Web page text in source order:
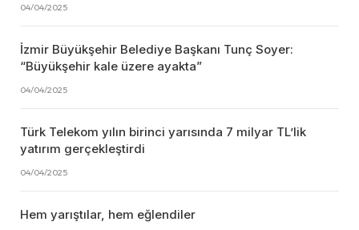
04/04/2025
İzmir Büyükşehir Belediye Başkanı Tunç Soyer:
“Büyükşehir kale üzere ayakta”
04/04/2025
Türk Telekom yılın birinci yarısında 7 milyar TL’lik
yatırım gerçekleştirdi
04/04/2025
Hem yarıştılar, hem eğlendiler